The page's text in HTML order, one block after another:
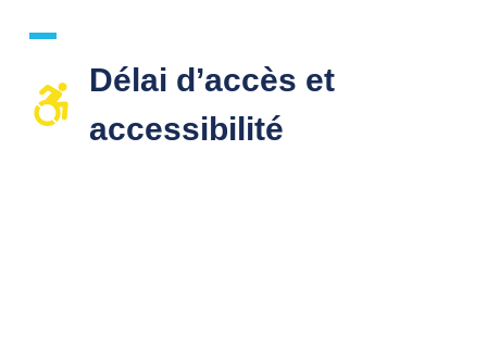
Délai d’accès et
accessibilité​